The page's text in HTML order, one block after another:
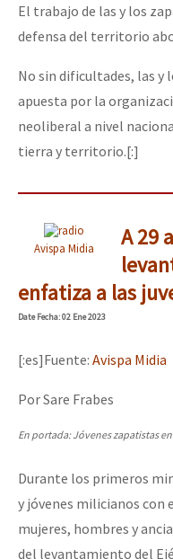
El trabajo de las y los
defensa del territorio
No sin dificultades, las y
apuesta por la
neoliberal a nivel
tierra y territorio.[:]
Avispa Midia
A 29
enfatiza a las
DateFecha: 02 Ene 2023
[:es]Fuente: Avispa Midia
Por Sare Frabes
En portada: Jóvenes zapatistas
Durante los primeros
y jóvenes milicianos con
mujeres, hombres y
del levantamiento del